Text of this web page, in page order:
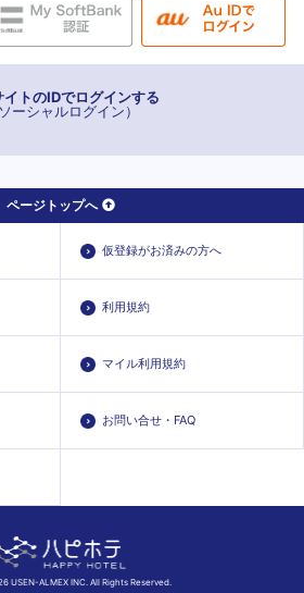
イトのIDでログインする
ソーシャルログイン）
ページトップへ
仮登録がお済みの方へ
利用規約
マイル利用規約
お問い合せ・FAQ
USEN-ALMEX INC. All Rights Reserved.